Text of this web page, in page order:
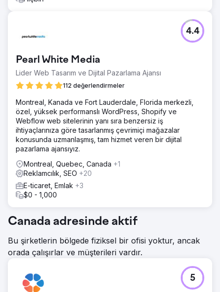
Pearl White Media
Lider Web Tasarım ve Dijital Pazarlama Ajansı
112 değerlendirmeler
4.4
Montreal, Kanada ve Fort Lauderdale, Florida merkezli,
özel, yüksek performanslı WordPress, Shopify ve
Webflow web sitelerinin yanı sıra benzersiz iş
ihtiyaçlarınıza göre tasarlanmış çevrimiçi mağazalar
konusunda uzmanlaşmış, tam hizmet veren bir dijital
pazarlama ajansıyız.
Montreal, Quebec, Canada +1
Reklamcılık, SEO +20
E-ticaret, Emlak +3
$0 - 1,000
Canada adresinde aktif
Bu şirketlerin bölgede fiziksel bir ofisi yoktur, ancak
orada çalışırlar ve müşterileri vardır.
5